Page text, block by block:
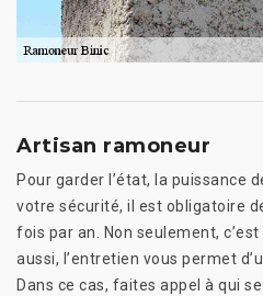
Artisan ramoneur
Pour garder l’état, la puissance
votre sécurité, il est obligatoire
fois par an. Non seulement,
aussi, l’entretien vous permet
Dans ce cas, faites appel à qui